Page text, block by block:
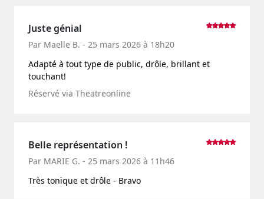
Juste génial
Par Maelle B. - 25 mars 2026 à 18h20
Adapté à tout type de public, drôle, brillant et
touchant!
Réservé via Theatreonline
Belle représentation !
Par MARIE G. - 25 mars 2026 à 11h46
Très tonique et drôle - Bravo